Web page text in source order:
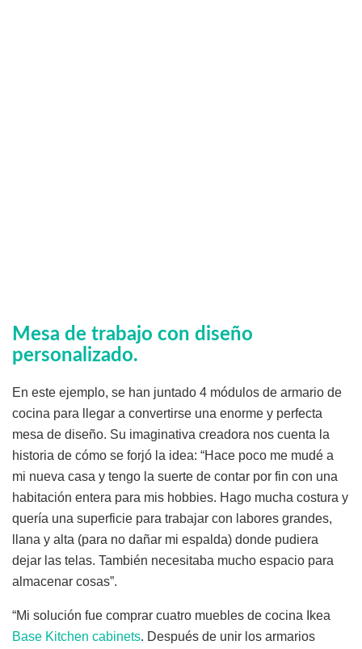
Mesa de trabajo con diseño
personalizado.
En este ejemplo, se han juntado 4 módulos de armario de
cocina para llegar a convertirse una enorme y perfecta
mesa de diseño. Su imaginativa creadora nos cuenta la
historia de cómo se forjó la idea: “Hace poco me mudé a
mi nueva casa y tengo la suerte de contar por fin con una
habitación entera para mis hobbies. Hago mucha costura y
quería una superficie para trabajar con labores grandes,
llana y alta (para no dañar mi espalda) donde pudiera
dejar las telas. También necesitaba mucho espacio para
almacenar cosas”.
“Mi solución fue comprar cuatro muebles de cocina Ikea
Base Kitchen cabinets. Después de unir los armarios